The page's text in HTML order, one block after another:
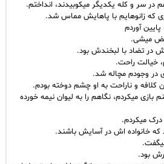
در سر و کله یکدیگر میکوبیدند، انداختم.
که زانوهایم با پاهایش مماس شد.
آوردم
میشی.
در تضاد با لبخندش بود.
خیالت راحت.
در وجودم مچاله شد.
کلافه و ناراحت به او چشم دوخته بودم.
میکردم، نگاهم را به لیوان نیمه خورده
میکردم.
که خانواده اش در آسایش باشند.
بود.